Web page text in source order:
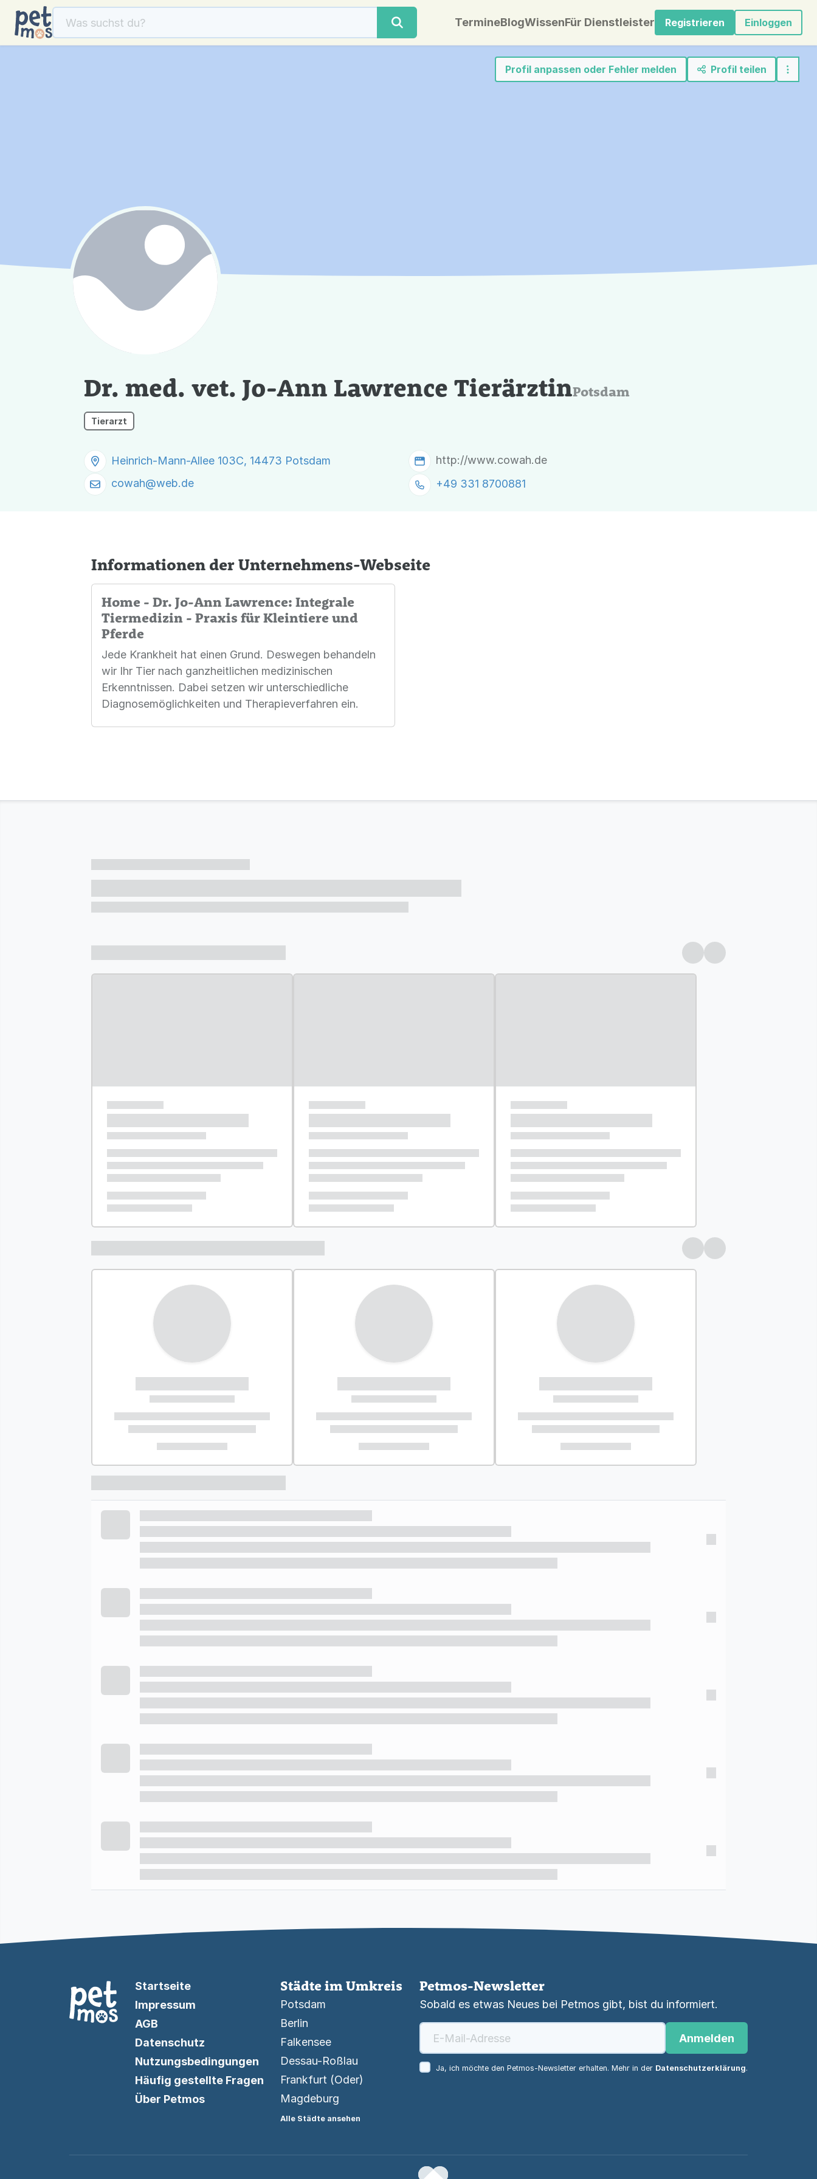
TermineBlogWissenFür Dienstleister Registrieren Einloggen
Profil anpassen oder Fehler melden Profil teilen
Dr. med. vet. Jo-Ann Lawrence TierärztinPotsdam
Tierarzt
Heinrich-Mann-Allee 103C, 14473 Potsdam
http://www.cowah.de
cowah@web.de +49 331 8700881
Informationen der Unternehmens-Webseite
Home - Dr. Jo-Ann Lawrence: Integrale
Tiermedizin - Praxis für Kleintiere und
Pferde
Jede Krankheit hat einen Grund. Deswegen behandeln
wir Ihr Tier nach ganzheitlichen medizinischen
Erkenntnissen. Dabei setzen wir unterschiedliche
Diagnosemöglichkeiten und Therapieverfahren ein.
Startseite
Impressum
AGB
Datenschutz
Nutzungsbedingungen
Häufig gestellte Fragen
Über Petmos
Städte im Umkreis
Potsdam
Berlin
Falkensee
Dessau-Roßlau
Frankfurt (Oder)
Magdeburg
Alle Städte ansehen
Petmos-Newsletter
Sobald es etwas Neues bei Petmos gibt, bist du informiert.
Anmelden
Ja, ich möchte den Petmos-Newsletter erhalten. Mehr in der Datenschutzerklärung.